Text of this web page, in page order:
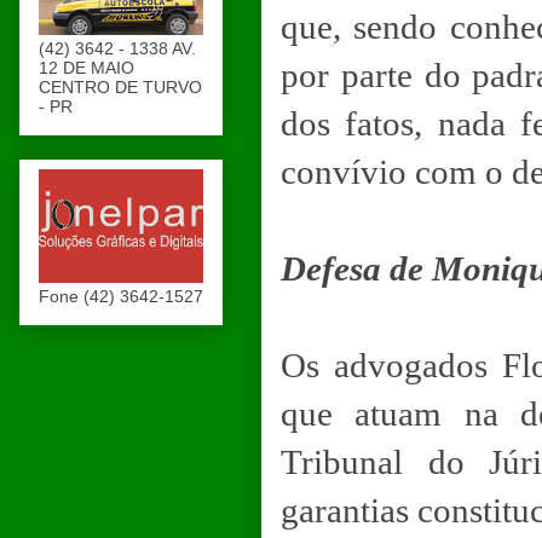
que, sendo
por parte do
dos fatos, nada
convívio com o
Defesa de
Os advogados
que atuam na
Tribunal do
garantias
(42) 3642 - 1338 AV.
12 DE MAIO
CENTRO DE TURVO
- PR
Fone (42) 3642-1527